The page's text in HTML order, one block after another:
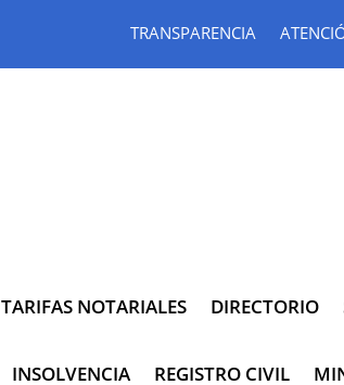
TRANSPARENCIA
TARIFAS NOTARIALES DIRECTORIO
INSOLVENCIA REGISTRO CIVIL